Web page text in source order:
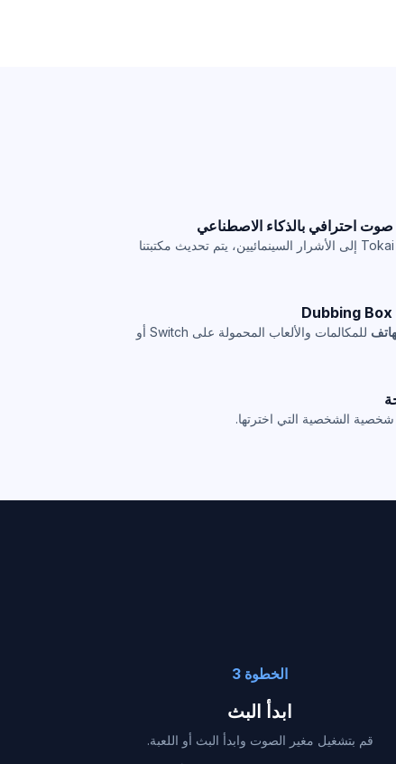
من أساطير الأنمي مثل Tokai Teio إلى الأشرار السينمائيين، يتم تحديث مكتبتنا
للمكالمات والألعاب المحمولة على Switch أو
الشخصية التي اخترتها.
الخطوة 3
ابدأ البث
قم بتشغيل مغير الصوت وابدأ البث أو اللعبة.